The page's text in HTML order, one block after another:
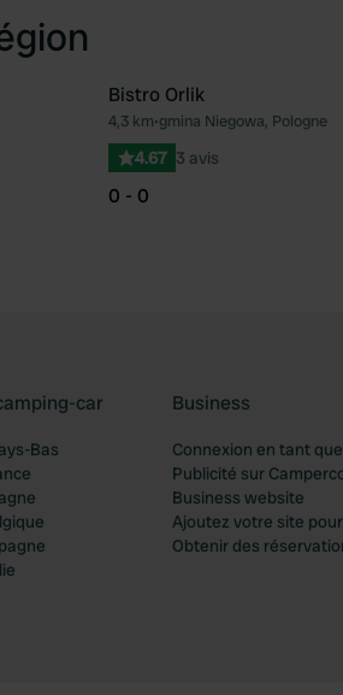
Préféré
Bistro Orlik
4,3 km•gmina Niegowa, Pologne
4.67 3 avis
0 - 0
car
Bas
Business
Connexion en tant
Publicité sur
Business website
Ajoutez votre site
Obtenir des